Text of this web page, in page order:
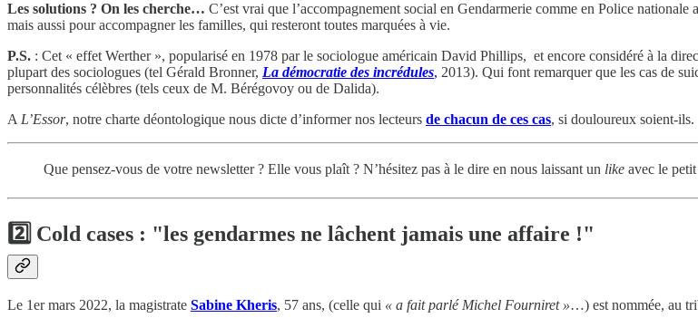
Les solutions ? On les cherche… C’est vrai que l’accompagnement social en Gendarmerie comme en Police
mais aussi pour accompagner les familles, qui resteront toutes marquées à vie.
P.S. : Cet « effet Werther », popularisé en 1978 par le sociologue américain David Phillips, et encore considéré à la
plupart des sociologues (tel Gérald Bronner, La démocratie des incrédules, 2013). Qui font remarquer que les cas de
personnalités célèbres (tels ceux de M. Bérégovoy ou de Dalida).
A L’Essor, notre charte déontologique nous dicte d’informer nos lecteurs de chacun de ces cas, si douloureux soient-ils.
Que pensez-vous de votre newsletter ? Elle vous plaît ? N’hésitez pas à le dire en nous laissant un like avec le
2️⃣ Cold cases : "les gendarmes ne lâchent jamais une affaire !"
Le 1er mars 2022, la magistrate Sabine Kheris, 57 ans, (celle qui « a fait parlé Michel Fourniret »…) est nommée, au